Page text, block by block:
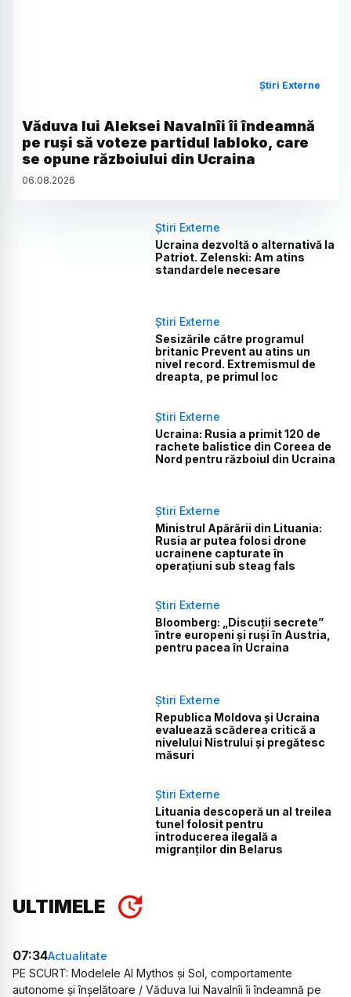
Știri Externe
Văduva lui Aleksei Navalnîi îi îndeamnă
pe ruși să voteze partidul Iabloko, care
se opune războiului din Ucraina
06.08.2026
Știri Externe
Ucraina dezvoltă o alternativă la
Patriot. Zelenski: Am atins
standardele necesare
Știri Externe
Sesizările către programul
britanic Prevent au atins un
nivel record. Extremismul de
dreapta, pe primul loc
Știri Externe
Ucraina: Rusia a primit 120 de
rachete balistice din Coreea de
Nord pentru războiul din Ucraina
Știri Externe
Ministrul Apărării din Lituania:
Rusia ar putea folosi drone
ucrainene capturate în
operațiuni sub steag fals
Știri Externe
Bloomberg: „Discuții secrete”
între europeni și ruși în Austria,
pentru pacea în Ucraina
Știri Externe
Republica Moldova și Ucraina
evaluează scăderea critică a
nivelului Nistrului și pregătesc
măsuri
Știri Externe
Lituania descoperă un al treilea
tunel folosit pentru
introducerea ilegală a
migranților din Belarus
ULTIMELE
07:34Actualitate
PE SCURT: Modelele AI Mythos și Sol, comportamente
autonome și înșelătoare / Văduva lui Navalnîi îi îndeamnă pe